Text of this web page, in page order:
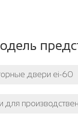
двери ei-60
для